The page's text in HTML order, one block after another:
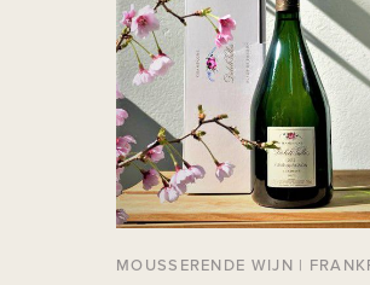
MOUSSERENDE WIJN |